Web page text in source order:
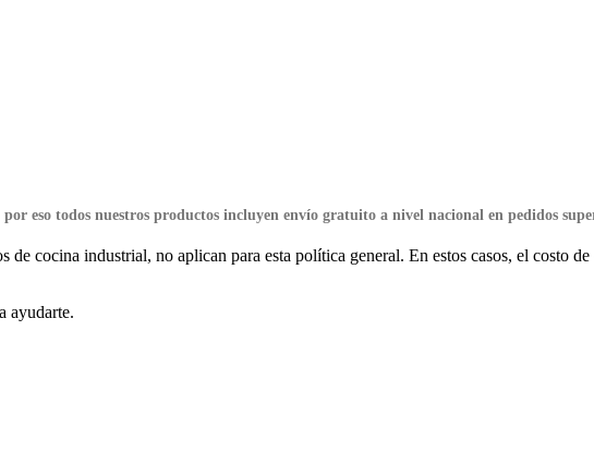
eso todos nuestros productos incluyen envío gratuito a nivel nacional en pedidos
cocina industrial, no aplican para esta política general. En estos casos, el costo
ayudarte.